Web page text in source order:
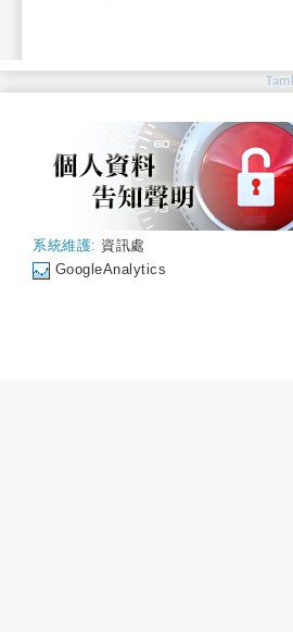
系統維護: 資訊處
GoogleAnalytics